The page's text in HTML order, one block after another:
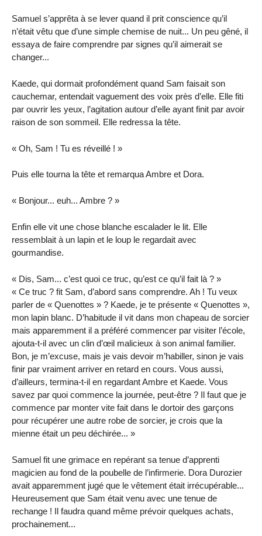
Samuel s’apprêta à se lever quand il prit conscience qu’il
n’était vêtu que d’une simple chemise de nuit... Un peu gêné, il
essaya de faire comprendre par signes qu’il aimerait se
changer...
Kaede, qui dormait profondément quand Sam faisait son
cauchemar, entendait vaguement des voix près d’elle. Elle fiti
par ouvrir les yeux, l’agitation autour d’elle ayant finit par avoir
raison de son sommeil. Elle redressa la tête.
« Oh, Sam ! Tu es réveillé ! »
Puis elle tourna la tête et remarqua Ambre et Dora.
« Bonjour... euh... Ambre ? »
Enfin elle vit une chose blanche escalader le lit. Elle
ressemblait à un lapin et le loup le regardait avec
gourmandise.
« Dis, Sam... c’est quoi ce truc, qu’est ce qu’il fait là ? »
« Ce truc ? fit Sam, d’abord sans comprendre. Ah ! Tu veux
parler de « Quenottes » ? Kaede, je te présente « Quenottes »,
mon lapin blanc. D’habitude il vit dans mon chapeau de sorcier
mais apparemment il a préféré commencer par visiter l’école,
ajouta-t-il avec un clin d’œil malicieux à son animal familier.
Bon, je m’excuse, mais je vais devoir m’habiller, sinon je vais
finir par vraiment arriver en retard en cours. Vous aussi,
d’ailleurs, termina-t-il en regardant Ambre et Kaede. Vous
savez par quoi commence la journée, peut-être ? Il faut que je
commence par monter vite fait dans le dortoir des garçons
pour récupérer une autre robe de sorcier, je crois que la
mienne était un peu déchirée... »
Samuel fit une grimace en repérant sa tenue d’apprenti
magicien au fond de la poubelle de l’infirmerie. Dora Durozier
avait apparemment jugé que le vêtement était irrécupérable...
Heureusement que Sam était venu avec une tenue de
rechange ! Il faudra quand même prévoir quelques achats,
prochainement...